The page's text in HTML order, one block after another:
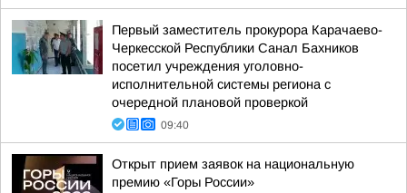
Первый заместитель прокурора Карачаево-
Черкесской Республики Санал Бахников
посетил учреждения уголовно-
исполнительной системы региона с
очередной плановой проверкой
09:40
Открыт прием заявок на национальную
премию «Горы России»